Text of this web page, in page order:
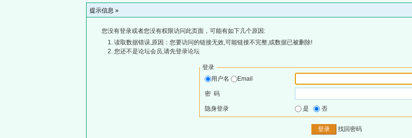
提示信息 »
您没有登录或者您没有权限访问此页面，可能有如下几个原因:
读取数据错误,原因：您要访问的链接无效,可能链接不完整,或数据已被删除!
您还不是论坛会员,请先登录论坛
登录
用户名
Email
密 码
隐身登录 是 否
找回密码